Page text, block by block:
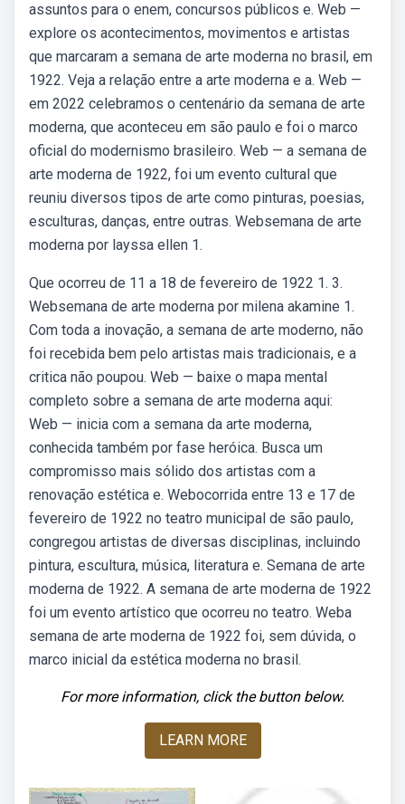
assuntos para o enem, concursos públicos e. Web —
explore os acontecimentos, movimentos e artistas
que marcaram a semana de arte moderna no brasil, em
1922. Veja a relação entre a arte moderna e a. Web —
em 2022 celebramos o centenário da semana de arte
moderna, que aconteceu em são paulo e foi o marco
oficial do modernismo brasileiro. Web — a semana de
arte moderna de 1922, foi um evento cultural que
reuniu diversos tipos de arte como pinturas, poesias,
esculturas, danças, entre outras. Websemana de arte
moderna por layssa ellen 1.
Que ocorreu de 11 a 18 de fevereiro de 1922 1. 3.
Websemana de arte moderna por milena akamine 1.
Com toda a inovação, a semana de arte moderno, não
foi recebida bem pelo artistas mais tradicionais, e a
critica não poupou. Web — baixe o mapa mental
completo sobre a semana de arte moderna aqui:
Web — inicia com a semana da arte moderna,
conhecida também por fase heróica. Busca um
compromisso mais sólido dos artistas com a
renovação estética e. Webocorrida entre 13 e 17 de
fevereiro de 1922 no teatro municipal de são paulo,
congregou artistas de diversas disciplinas, incluindo
pintura, escultura, música, literatura e. Semana de arte
moderna de 1922. A semana de arte moderna de 1922
foi um evento artístico que ocorreu no teatro. Weba
semana de arte moderna de 1922 foi, sem dúvida, o
marco inicial da estética moderna no brasil.
For more information, click the button below.
LEARN MORE